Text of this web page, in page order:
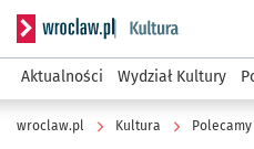
Serwis informacyjny
Aktualności Wydział Kultury
wroclaw.pl Kultura Polecamy